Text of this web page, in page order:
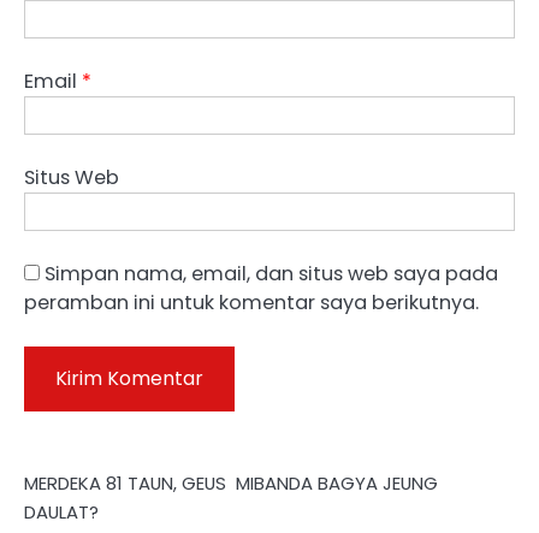
Email *
Situs Web
Simpan nama, email, dan situs web saya pada
peramban ini untuk komentar saya berikutnya.
MERDEKA 81 TAUN, GEUS MIBANDA BAGYA JEUNG
DAULAT?